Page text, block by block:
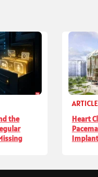
the
Heart
Implant